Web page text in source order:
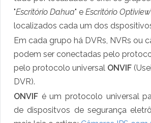
"Escritório Dahua" e Escritório Optiview
localizados cada um dos
Em cada grupo há DVRs, NVRs ou
podem ser conectadas pelo
pelo protocolo universal ONVIF
DVR).
ONVIF é um protocolo universal
de dispositvos de segurança